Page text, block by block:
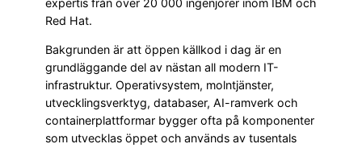
expertis från över 20 000 ingenjörer inom IBM och
Red Hat.
Bakgrunden är att öppen källkod i dag är en
grundläggande del av nästan all modern IT-
infrastruktur. Operativsystem, molntjänster,
utvecklingsverktyg, databaser, AI-ramverk och
containerplattformar bygger ofta på komponenter
som utvecklas öppet och används av tusentals